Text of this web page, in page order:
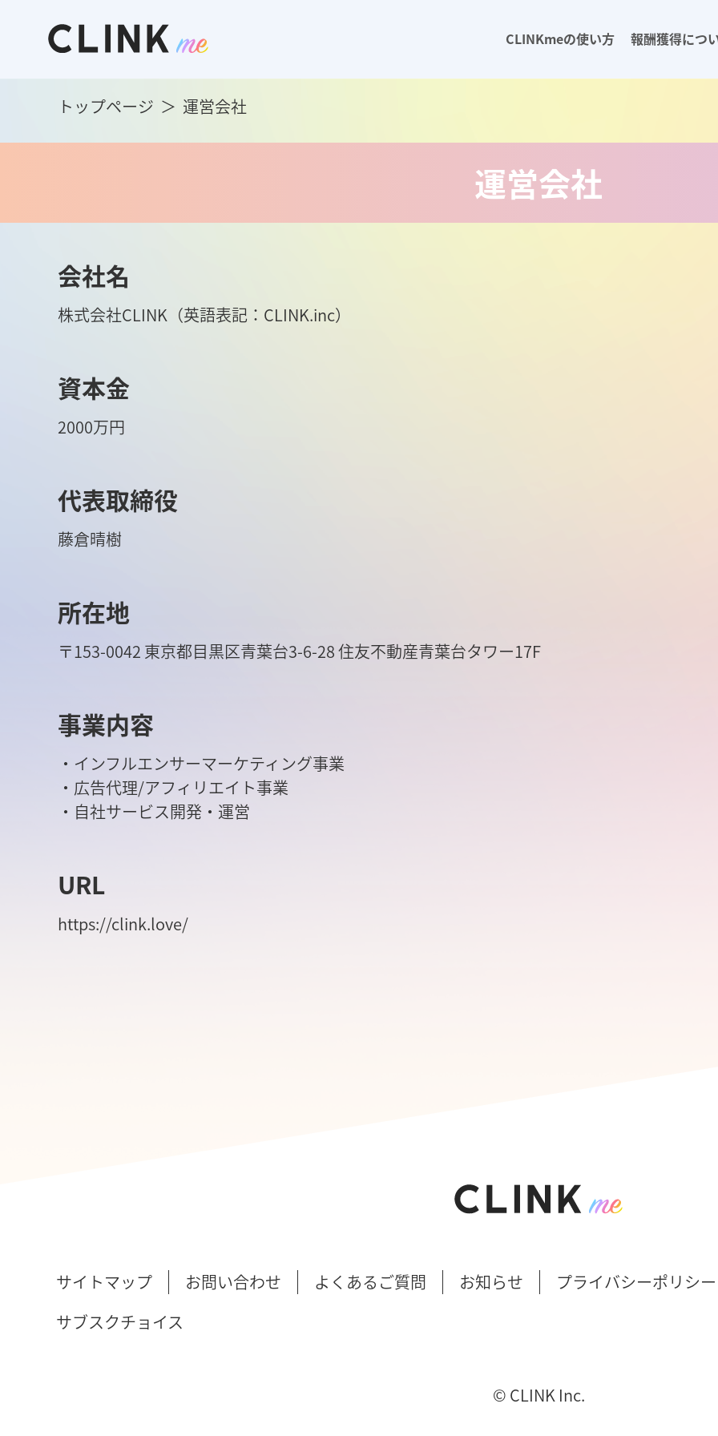
CLINKmeの使い方 報酬獲得につ
トップページ 運営会社
運営会社
会社名
株式会社CLINK（英語表記：CLINK.inc）
資本金
2000万円
代表取締役
藤倉晴樹
所在地
〒153-0042 東京都目黒区青葉台3-6-28 住友不動産青葉台タワー17F
事業内容
・インフルエンサーマーケティング事業
・広告代理/アフィリエイト事業
・自社サービス開発・運営
URL
https://clink.love/
サイトマップ お問い合わせ よくあるご質問 お知らせ
プライバシーポリシー
サブスクチョイス
©︎ CLINK Inc.